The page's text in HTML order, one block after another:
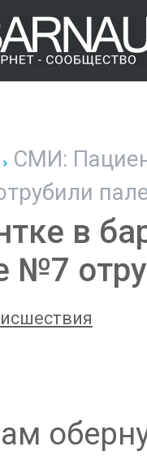
СМИ:
в
№7